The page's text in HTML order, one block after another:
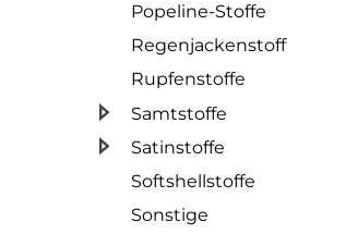
Popeline-Stoffe
Regenjackenstoff
Rupfenstoffe
Samtstoffe
Satinstoffe
Softshellstoffe
Sonstige